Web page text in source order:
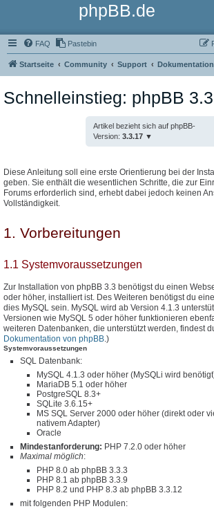
phpBB.de
FAQ Pastebin
Startseite Community Support Dokumentation
Schnelleinstieg: phpBB 3.3
Artikel bezieht sich auf phpBB-
Version: 3.3.17
Diese Anleitung soll eine erste Orientierung bei der
geben. Sie enthält die wesentlichen Schritte, die zur
Forums erforderlich sind, erhebt dabei jedoch keinen
Vollständigkeit.
1. Vorbereitungen
1.1 Systemvoraussetzungen
Zur Installation von phpBB 3.3 benötigst du einen
oder höher, installiert ist. Des Weiteren benötigst du
dies MySQL sein. MySQL wird ab Version 4.1.3
Versionen wie MySQL 5 oder höher funktionieren
weiteren Datenbanken, die unterstützt werden, findest
Dokumentation von phpBB.)
Systemvoraussetzungen
SQL Datenbank:
MySQL 4.1.3 oder höher (MySQLi wird
MariaDB 5.1 oder höher
PostgreSQL 8.3+
SQLite 3.6.15+
MS SQL Server 2000 oder höher (direkt oder
nativem Adapter)
Oracle
Mindestanforderung: PHP 7.2.0 oder höher
Maximal möglich:
PHP 8.0 ab phpBB 3.3.3
PHP 8.1 ab phpBB 3.3.9
PHP 8.2 und PHP 8.3 ab phpBB 3.3.12
mit folgenden PHP Modulen: